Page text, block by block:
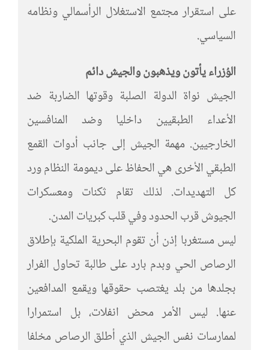
على استقرار مجتمع الاستغلال الرأسمالي ونظامه
السياسي.
الوُزراء يأتون ويذهبون والجيش دائم
الجيش نواة الدولة الصلبة وقوتها الضاربة ضد
الأعداء الطبقيين داخليا وضد المنافسين
الخارجيين. مهمة الجيش إلى جانب أدوات القمع
الطبقي الأخرى هي الحفاظ على ديمومة النظام ورد
كل التهديدات. لذلك تقام ثكنات ومعسكرات
الجيوش قرب الحدود وفي قلب كبريات المدن.
ليس مستغربا إذن أن تقوم البحرية الملكية بإطلاق
الرصاص الحي وبدم بارد على طالبة تحاول الفرار
بجلدها من بلد يغتصب حقوقها ويقمع المدافعين
عنها. ليس الأمر محض انفلات، بل استمرارا
لممارسات نفس الجيش الذي أطلق الرصاص مخلفا